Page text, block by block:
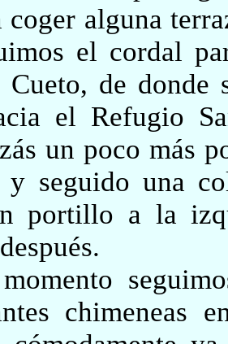
coger alguna
el cordal
de donde
el Refugio
un poco más
y seguido una
portillo a la
chimeneas